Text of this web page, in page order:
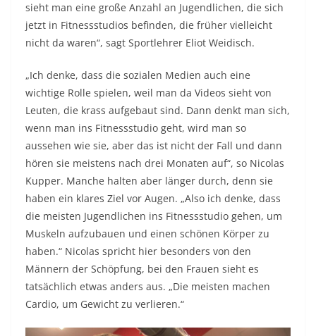
sieht man eine große Anzahl an Jugendlichen, die sich
jetzt in Fitnessstudios befinden, die früher vielleicht
nicht da waren“, sagt Sportlehrer Eliot Weidisch.
„Ich denke, dass die sozialen Medien auch eine
wichtige Rolle spielen, weil man da Videos sieht von
Leuten, die krass aufgebaut sind. Dann denkt man sich,
wenn man ins Fitnessstudio geht, wird man so
aussehen wie sie, aber das ist nicht der Fall und dann
hören sie meistens nach drei Monaten auf“, so Nicolas
Kupper. Manche halten aber länger durch, denn sie
haben ein klares Ziel vor Augen. „Also ich denke, dass
die meisten Jugendlichen ins Fitnessstudio gehen, um
Muskeln aufzubauen und einen schönen Körper zu
haben.“ Nicolas spricht hier besonders von den
Männern der Schöpfung, bei den Frauen sieht es
tatsächlich etwas anders aus. „Die meisten machen
Cardio, um Gewicht zu verlieren.“